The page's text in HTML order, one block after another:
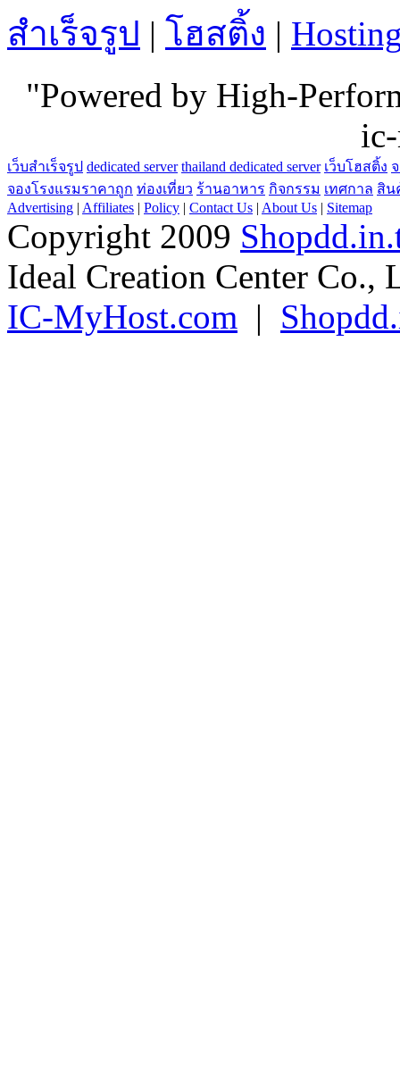
สำเร็จรูป | โฮสติ้ง |
"Powered by High-
เว็บสำเร็จรูป dedicated server thailand dedicated server เว็บโฮสติ้ง
จองโรงแรมราคาถูก ท่องเที่ยว ร้านอาหาร กิจกรรม เทศกาล สิน
Advertising | Affiliates | Policy | Contact Us | About Us | Sitemap
Copyright 2009
Ideal Creation Center Co.,
IC-MyHost.com |